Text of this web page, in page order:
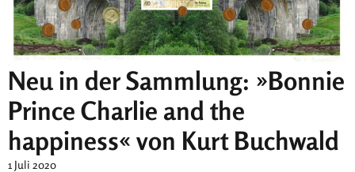
Neu in der Sammlung: »Bonnie
Prince Charlie and the
happiness« von Kurt Buchwald
1 Juli 2020